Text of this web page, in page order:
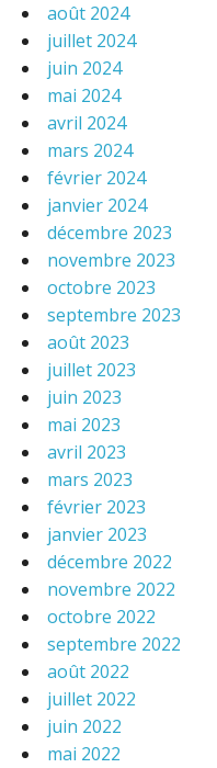
août 2024
juillet 2024
juin 2024
mai 2024
avril 2024
mars 2024
février 2024
janvier 2024
décembre 2023
novembre 2023
octobre 2023
septembre 2023
août 2023
juillet 2023
juin 2023
mai 2023
avril 2023
mars 2023
février 2023
janvier 2023
décembre 2022
novembre 2022
octobre 2022
septembre 2022
août 2022
juillet 2022
juin 2022
mai 2022